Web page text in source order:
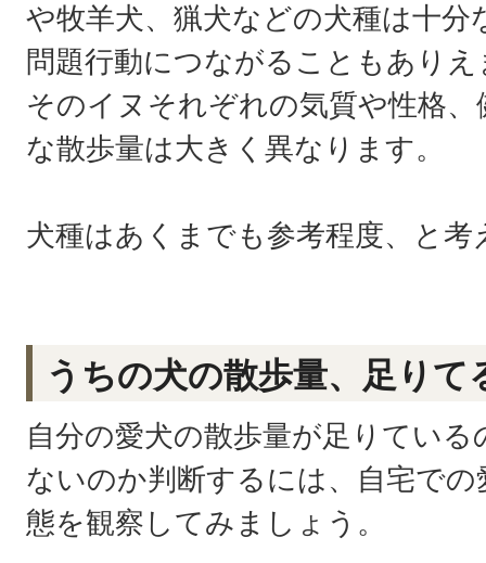
や牧羊犬、猟犬などの犬種は十
問題行動につながることもあり
そのイヌそれぞれの気質や性格
な散歩量は大きく異なります。
犬種はあくまでも参考程度、と
うちの犬の散歩量、足りて
自分の愛犬の散歩量が足りてい
ないのか判断するには、自宅で
態を観察してみましょう。